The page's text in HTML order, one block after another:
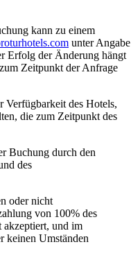
kann zu einem
unter Angabe
Erfolg der Änderung hängt
Zeitpunkt der Anfrage
Verfügbarkeit des Hotels,
die zum Zeitpunkt des
Buchung durch den
des
oder nicht
von 100% des
akzeptiert, und im
keinen Umständen